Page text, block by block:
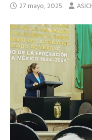
27 mayo, 2025